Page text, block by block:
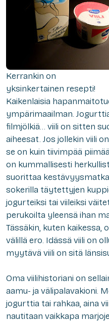
Kerrankin on
yksinkertainen resepti!
Kaikenlaisia
ympärimaailman.
filmjölkiä… viili on sitten
aiheesat. Jos jollekin viili
se on kuin tiivimpää
on kummallisesti
suorittaa
sokerilla täytettyjen
jogurteiksi tai viileiksi
perukoilta yleensä ihan
Tässäkin, kuten kaikessa,
välillä ero. Idässä viili on
myytävä viili on sitä
Oma viilihistoriani on
aamu- ja välipalavakioni.
jogurttia tai rahkaa, aina
nautitaan vaikkapa